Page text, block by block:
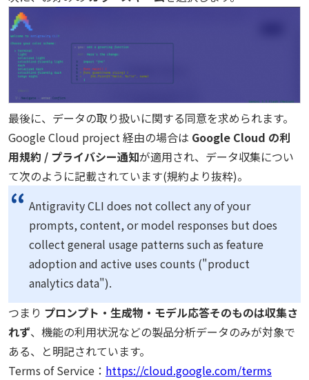
最後に、データの取り扱いに関する同意を求められます。
Google Cloud project 経由の場合は Google Cloud の利
用規約 / プライバシー通知が適用され、データ収集につい
て次のように記載されています(規約より抜粋)。
Antigravity CLI does not collect any of your
prompts, content, or model responses but does
collect general usage patterns such as feature
adoption and active uses counts ("product
analytics data").
つまり プロンプト・生成物・モデル応答そのものは収集さ
れず、機能の利用状況などの製品分析データのみが対象で
ある、と明記されています。
Terms of Service： https://cloud.google.com/terms